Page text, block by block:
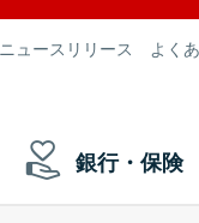
ニュースリリース よく
銀行・保険